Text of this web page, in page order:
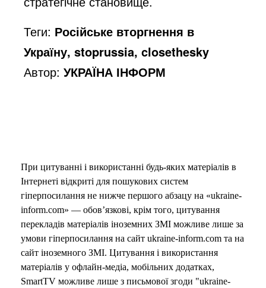
Теги: Російське вторгнення в
Україну, stoprussia, closethesky
Автор:УКРАЇНА ІНФОРМ
При цитуванні і використанні будь-яких матеріалів в
Інтернеті відкриті для пошукових систем
гіперпосилання не нижче першого абзацу на «ukraine-
inform.com» — обов’язкові, крім того, цитування
перекладів матеріалів іноземних ЗМІ можливе лише за
умови гіперпосилання на сайт ukraine-inform.com та на
сайт іноземного ЗМІ. Цитування і використання
матеріалів у офлайн-медіа, мобільних додатках,
SmartTV можливе лише з письмової згоди "ukraine-